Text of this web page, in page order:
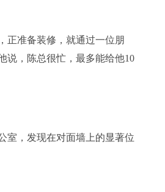
正准备装修，就通过一位朋
说，陈总很忙，最多能给他10
室，发现在对面墙上的显著位